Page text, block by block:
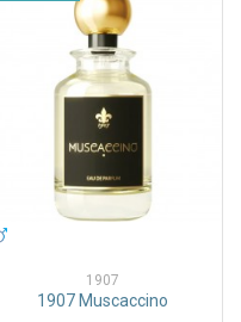
1907
1907 Muscaccino